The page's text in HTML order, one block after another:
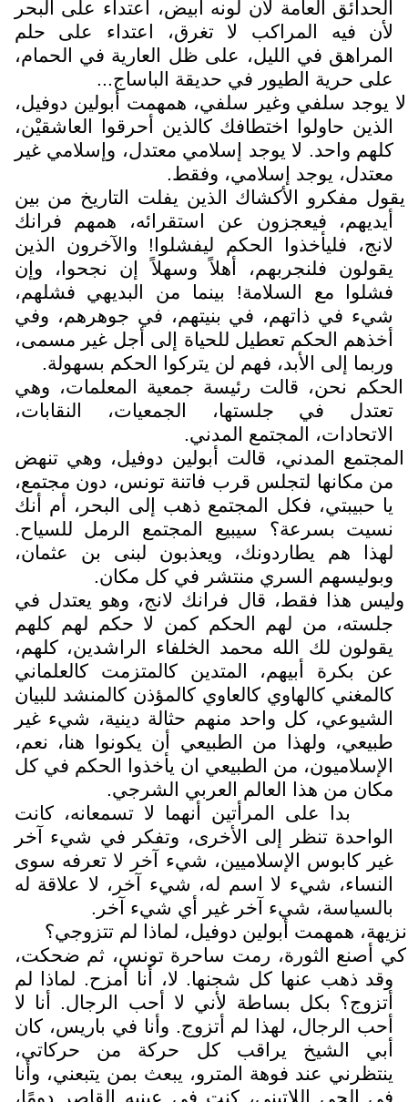
الحدائق العامة لأن لونه أبيض، اعتداء على البحر
لأن فيه المراكب لا تغرق، اعتداء على حلم
المراهق في الليل، على ظل العارية في الحمام،
على حرية الطيور في حديقة الباساج...
لا يوجد سلفي وغير سلفي، همهمت أبولين دوفيل،
الذين حاولوا اختطافك كالذين أحرقوا العاشقيْن،
كلهم واحد. لا يوجد إسلامي معتدل، وإسلامي غير
معتدل، يوجد إسلامي، وفقط.
يقول مفكرو الأكشاك الذين يفلت التاريخ من بين
أيديهم، فيعجزون عن استقرائه، همهم فرانك
لانج، فليأخذوا الحكم ليفشلوا! والآخرون الذين
يقولون فلنجربهم، أهلاً وسهلاً إن نجحوا، وإن
فشلوا مع السلامة! بينما من البديهي فشلهم،
شيء في ذاتهم، في بنيتهم، في جوهرهم، وفي
أخذهم الحكم تعطيل للحياة إلى أجل غير مسمى،
وربما إلى الأبد، فهم لن يتركوا الحكم بسهولة.
الحكم نحن، قالت رئيسة جمعية المعلمات، وهي
تعتدل في جلستها، الجمعيات، النقابات،
الاتحادات، المجتمع المدني.
المجتمع المدني، قالت أبولين دوفيل، وهي تنهض
من مكانها لتجلس قرب فاتنة تونس، دون مجتمع،
يا حبيبتي، فكل المجتمع ذهب إلى البحر، أم أنك
نسيت بسرعة؟ سيبيع المجتمع الرمل للسياح.
لهذا هم يطاردونك، ويعذبون لبنى بن عثمان،
وبوليسهم السري منتشر في كل مكان.
وليس هذا فقط، قال فرانك لانج، وهو يعتدل في
جلسته، من لهم الحكم كمن لا حكم لهم كلهم
يقولون لك الله محمد الخلفاء الراشدين، كلهم،
عن بكرة أبيهم، المتدين كالمتزمت كالعلماني
كالمغني كالهاوي كالعاوي كالمؤذن كالمنشد للبيان
الشيوعي، كل واحد منهم حثالة دينية، شيء غير
طبيعي، ولهذا من الطبيعي أن يكونوا هنا، نعم،
الإسلاميون، من الطبيعي ان يأخذوا الحكم في كل
مكان من هذا العالم العربي الشرجي.
بدا على المرأتين أنهما لا تسمعانه، كانت
الواحدة تنظر إلى الأخرى، وتفكر في شيء آخر
غير كابوس الإسلاميين، شيء آخر لا تعرفه سوى
النساء، شيء لا اسم له، شيء آخر، لا علاقة له
بالسياسة، شيء آخر غير أي شيء آخر.
نزيهة، همهمت أبولين دوفيل، لماذا لم تتزوجي؟
كي أصنع الثورة، رمت ساحرة تونس، ثم ضحكت،
وقد ذهب عنها كل شجنها. لا، أنا أمزح. لماذا لم
أتزوج؟ بكل بساطة لأني لا أحب الرجال. أنا لا
أحب الرجال، لهذا لم أتزوج. وأنا في باريس، كان
أبي الشيخ يراقب كل حركة من حركاتي،
ينتظرني عند فوهة المترو، يبعث بمن يتبعني، وأنا
في الحي اللاتيني، كنت في عينيه القاصر دومًا،